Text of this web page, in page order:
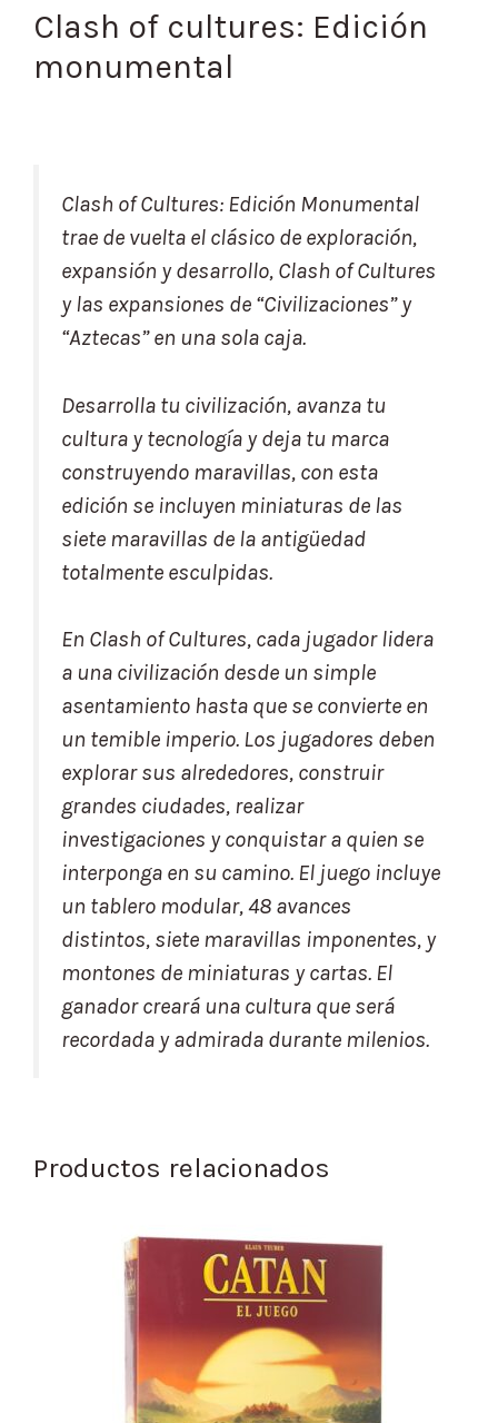
Clash of cultures: Edición
monumental
Clash of Cultures: Edición Monumental
trae de vuelta el clásico de exploración,
expansión y desarrollo, Clash of Cultures
y las expansiones de “Civilizaciones” y
“Aztecas” en una sola caja.
Desarrolla tu civilización, avanza tu
cultura y tecnología y deja tu marca
construyendo maravillas, con esta
edición se incluyen miniaturas de las
siete maravillas de la antigüedad
totalmente esculpidas.
En Clash of Cultures, cada jugador lidera
a una civilización desde un simple
asentamiento hasta que se convierte en
un temible imperio. Los jugadores deben
explorar sus alrededores, construir
grandes ciudades, realizar
investigaciones y conquistar a quien se
interponga en su camino. El juego incluye
un tablero modular, 48 avances
distintos, siete maravillas imponentes, y
montones de miniaturas y cartas. El
ganador creará una cultura que será
recordada y admirada durante milenios.
Productos relacionados